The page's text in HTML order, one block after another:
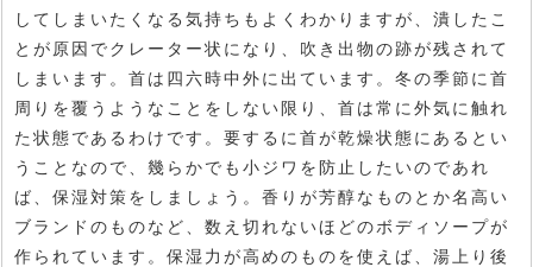
してしまいたくなる気持ちもよくわかりますが、潰したこ
とが原因でクレーター状になり、吹き出物の跡が残されて
しまいます。首は四六時中外に出ています。冬の季節に首
周りを覆うようなことをしない限り、首は常に外気に触れ
た状態であるわけです。要するに首が乾燥状態にあるとい
うことなので、幾らかでも小ジワを防止したいのであれ
ば、保湿対策をしましょう。香りが芳醇なものとか名高い
ブランドのものなど、数え切れないほどのボディソープが
作られています。保湿力が高めのものを使えば、湯上り後